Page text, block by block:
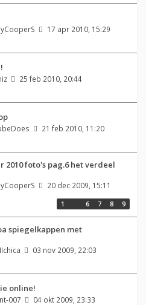
17 apr 2010, 15:29
25 feb 2010, 20:44
21 feb 2010, 11:20
2010 foto's pag.6 het verdeel
20 dec 2009, 15:11
1 6 7 8 9
spiegelkappen met
03 nov 2009, 22:03
online!
007
04 okt 2009, 23:33